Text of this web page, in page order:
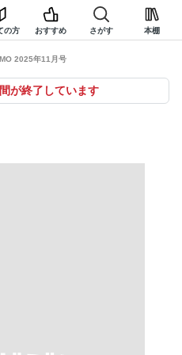
の方 おすすめ さがす 本棚
2025年11月号
が終了しています